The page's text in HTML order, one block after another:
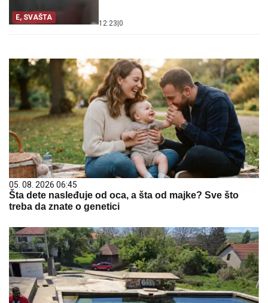
E, SVAŠTA
12:23 0
05. 08. 2026 06:45
Šta dete nasleđuje od oca, a šta od majke? Sve što
treba da znate o genetici